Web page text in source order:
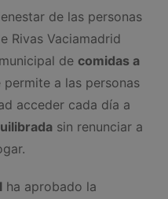
de las personas
Rivas Vaciamadrid
de comidas a
a las personas
acceder cada día a
sin renunciar a
ha aprobado la